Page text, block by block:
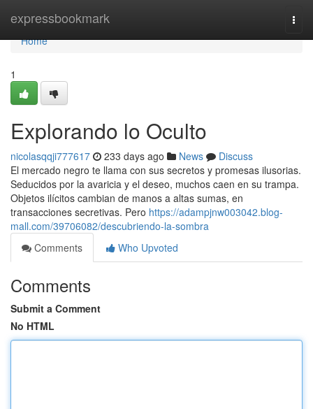
expressbookmark
Home
Home
1
Explorando lo Oculto
nicolasqqji777617 233 days ago News
Discuss
El mercado negro te llama con sus secretos y promesas ilusorias.
Seducidos por la avaricia y el deseo, muchos caen en su trampa.
Objetos ilícitos cambian de manos a altas sumas, en
transacciones secretivas. Pero https://adampjnw003042.blog-
mall.com/39706082/descubriendo-la-sombra
Comments
Who Upvoted
Comments
Submit a Comment
No HTML